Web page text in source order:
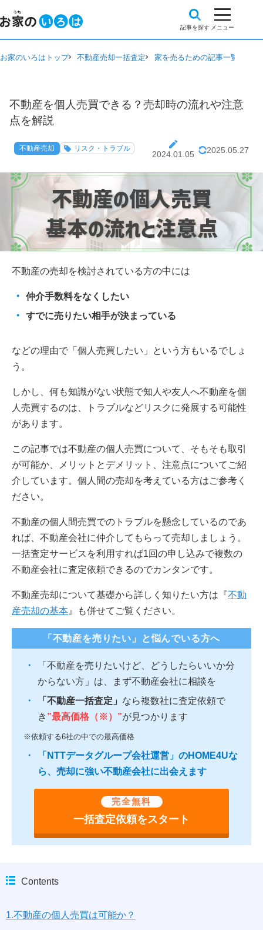
お家のいろはトップ 不動産売却一括査定 家を売るための記事一覧
不動産を個人売買できる？売却時の流れや注意
点を解説
不動産売却 リスク・トラブル
2024.01.05 2025.05.27
不動産の売却を検討されている方の中には
仲介手数料をなくしたい
すでに売りたい相手が決まっている
などの理由で「個人売買したい」という方もいるでしょ
う。
しかし、何も知識がない状態で知人や友人へ不動産を個
人売買するのは、トラブルなどリスクに発展する可能性
があります。
この記事では不動産の個人売買について、そもそも取引
が可能か、メリットとデメリット、注意点についてご紹
介しています。個人間の売却を考えている方はご参考く
ださい。
不動産の個人間売買でのトラブルを懸念しているのであ
れば、不動産会社に仲介してもらって売却しましょう。
一括査定サービスを利用すれば1回の申し込みで複数の
不動産会社に査定依頼できるのでカンタンです。
不動産売却について基礎から詳しく知りたい方は『不動
産売却の基本 』も併せてご覧ください。
「不動産を売りたい」と悩んでいる方へ
「不動産を売りたいけど、どうしたらいいか分
からない方」は、まず不動産会社に相談を
「不動産一括査定」 なら複数社に査定依頼で
き ”最高価格（※）”が見つかります
※依頼する6社の中での最高価格
「NTTデータグループ会社運営」のHOME4Uな
ら、売却に強い不動産会社に出会えます
完全無料
一括査定依頼をスタート
Contents
1.不動産の個人売買は可能か？